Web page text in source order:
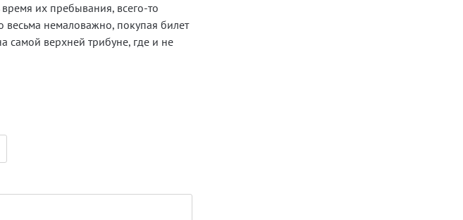
их пребывания, всего-то
весьма немаловажно, покупая билет
самой верхней трибуне, где и не